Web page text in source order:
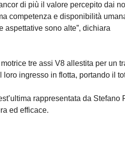
di più il valore percepito dai
competenza e disponibilità
aspettative sono alte”, dichiara
tre assi V8 allestita per un
ingresso in flotta, portando il
rappresentata da
ed efficace.